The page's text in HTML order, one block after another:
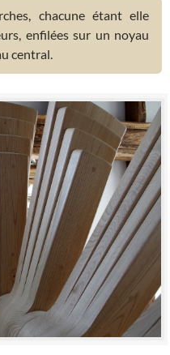
chacune étant elle
enfilées sur un noyau
central.